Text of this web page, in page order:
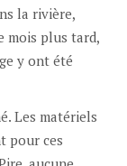
la rivière,
mois plus tard,
y ont été
Les matériels
pour ces